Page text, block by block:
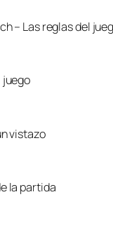
– Las reglas del
vistazo
la partida